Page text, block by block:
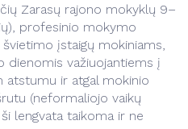
Zarasų rajono mokyklų 9–
profesinio mokymo
įstaigų mokiniams,
dienomis važiuojantiems į
atstumu ir atgal mokinio
(neformaliojo vaikų
lengvata taikoma ir ne